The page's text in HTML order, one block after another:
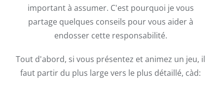
important à assumer. C'est pourquoi je vous
partage quelques conseils pour vous aider à
endosser cette responsabilité.
Tout d'abord, si vous présentez et animez un jeu, il
faut partir du plus large vers le plus détaillé, càd: